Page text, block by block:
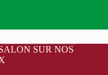
SUR NOS